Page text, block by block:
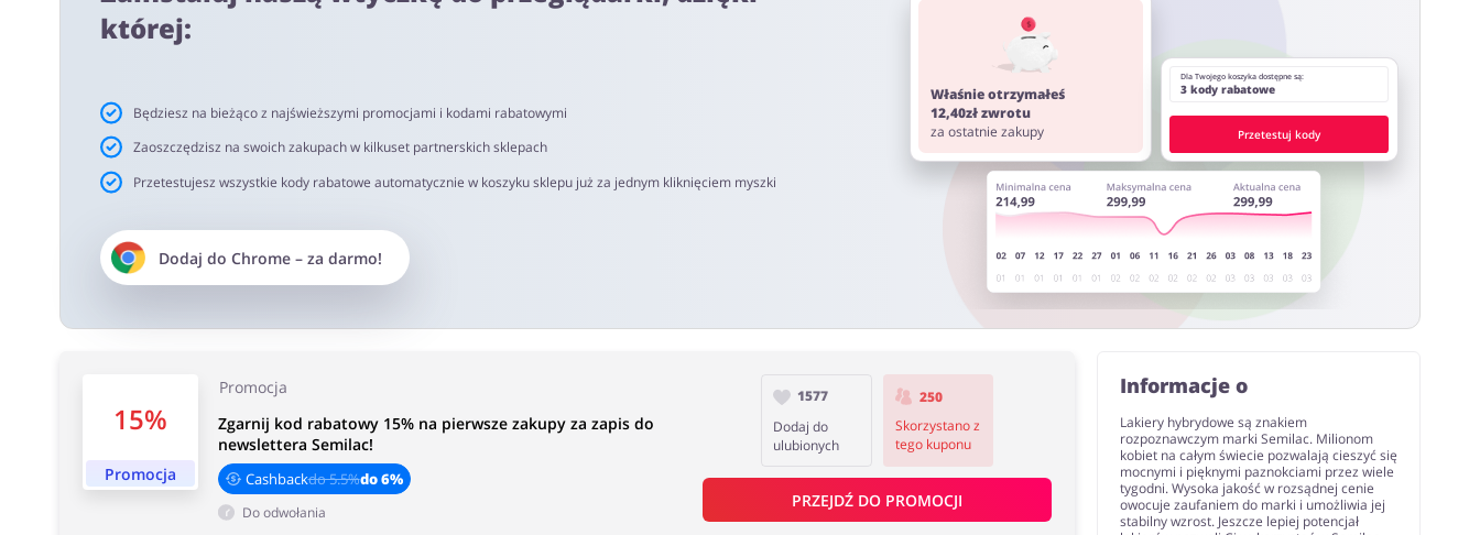
Cashback pojawi się na Twoim koncie w okresie od 2h do 72h od momentu złożenia zamówienia. Nie dotyczy on kosztów dostawy oraz może być naliczony od kwoty zamówienia
netto. Rekomendujemy korzystanie z wtyczki alerabat.com. Pamiętaj aby przed zakupem wyłączyć AdBlock oraz aby nie korzystać z innych stron lub rozszerzeń do przeglądarki
oferujących kody rabatowe lub cashback.
której:
Będziesz na bieżąco z najświeższymi promocjami i kodami rabatowymi
Zaoszczędzisz na swoich zakupach w kilkuset partnerskich sklepach
Przetestujesz wszystkie kody rabatowe automatycznie w koszyku sklepu już za jednym kliknięciem myszki
Dodaj do Chrome– za darmo!
Właśnie otrzymałeś
12,40zł zwrotu
za ostatnie zakupy
Dla Twojego koszyka dostępne są:
3 kody rabatowe
Przetestuj kody
15%
Promocja
Promocja
Zgarnij kod rabatowy 15% na pierwsze zakupy za zapis do
newslettera Semilac!
Cashbackdo 5.5%do 6%
Do odwołania
1577
Dodaj do
ulubionych
250
Skorzystano z
tego kuponu
PRZEJDŹ DO PROMOCJI
Informacje o
Lakiery hybrydowe są znakiem
rozpoznawczym marki Semilac. Milionom
kobiet na całym świecie pozwalają cieszyć się
mocnymi i pięknymi paznokciami przez wiele
tygodni. Wysoka jakość w rozsądnej cenie
owocuje zaufaniem do marki i umożliwia jej
stabilny wzrost. Jeszcze lepiej potencjał